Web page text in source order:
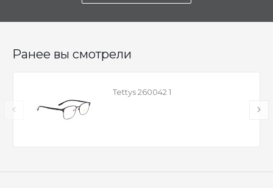
Ранее вы смотрели
Tettys 260042 1